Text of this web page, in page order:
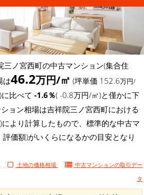
三ノ宮西町の中古マンション(集合住
は46.2万円/㎡ (坪単価 152.6万円/
比べて -1.6％( -0.8万円/㎡)と僅かに下
ョン相場は吉祥院三ノ宮西町における
より計算したもので、標準的な中古マ
価額)がいくらになるかの目安となり
土地の価格相場 中古マンションの取引デー
タ